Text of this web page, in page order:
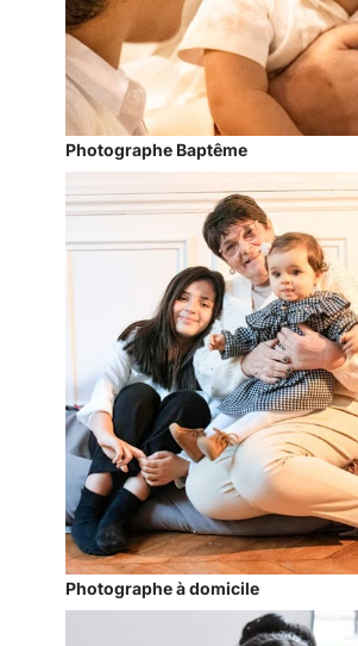
Photographe Baptême
Photographe à domicile